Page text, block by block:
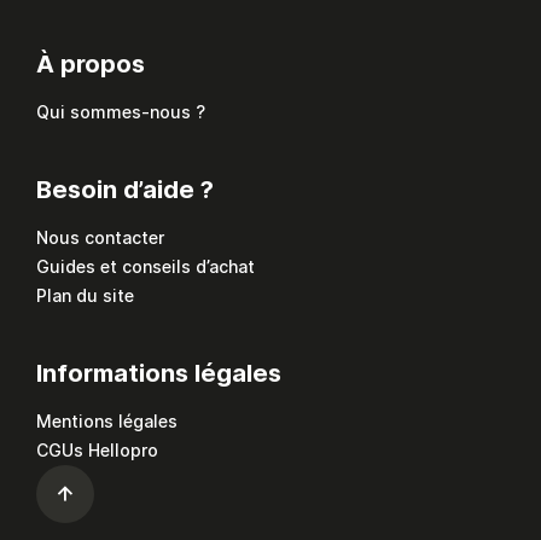
À propos
Qui sommes-nous ?
Besoin d’aide ?
Nous contacter
Guides et conseils d’achat
Plan du site
Informations légales
Mentions légales
CGUs Hellopro